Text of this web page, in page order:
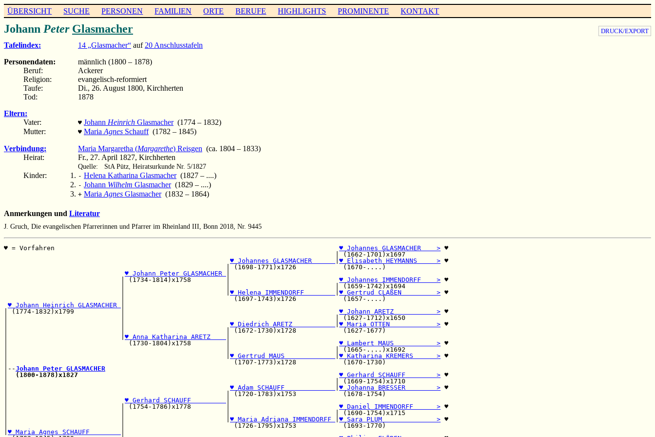
ÜBERSICHT SUCHE PERSONEN FAMILIEN ORTE BERUFE HIGHLIGHTS PROMINENTE KONTAKT
DRUCK/EXPORT
Johann Peter Glasmacher
Tafelindex: 14 „Glasmacher“ auf 20 Anschlusstafeln
Personendaten:
männlich (1800 – 1878)
Beruf:
Ackerer
Religion:
evangelisch-reformiert
Taufe:
Di., 26. August 1800, Kirchherten
Tod:
1878
Eltern:
Vater:
♥ Johann Heinrich Glasmacher(1774 – 1832)
Mutter:
♥ Maria Agnes Schauff(1782 – 1845)
Verbindung: Maria Margaretha (Margarethe) Reisgen (ca. 1804 – 1833)
Heirat:
Fr., 27. April 1827, Kirchherten
Quelle: StA Pütz, Heiratsurkunde Nr. 5/1827
Kinder: - Helena Katharina Glasmacher(1827 – ....)
- Johann Wilhelm Glasmacher(1829 – ....)
+ Maria Agnes Glasmacher(1832 – 1864)
Anmerkungen und Literatur
J. Gruch, Die evangelischen Pfarrerinnen und Pfarrer im Rheinland III, Bonn 2018, Nr. 9445
♥ = Vorfahren ♥ Johannes GLASMACHER    > ♥
                                                                                     | (1662-1701)x1697
♥ Johannes GLASMACHER
♥ Elisabeth HEYMANNS     > ♥
                                                         | (1698-1771)x1726            (1670-....)
♥ Johann Peter GLASMACHER
                              | (1734-1814)x1758         |
♥ Johannes IMMENDORFF    > ♥
                              |                          |                           | (1659-1742)x1694
♥ Helena IMMENDORFF ♥ Gertrud CLAßEN         > ♥
                              |                            (1697-1743)x1726            (1657-....)
♥ Johann Heinrich GLASMACHER
| (1774-1832)x1799            | ♥ Johann ARETZ           > ♥
|                             |                                                      | (1627-1712)x1650
♥ Diedrich ARETZ ♥ Maria OTTEN            > ♥
|                             |                          | (1672-1730)x1728            (1627-1677)
♥ Anna Katharina ARETZ
|                               (1730-1804)x1758         | ♥ Lambert MAUS           > ♥
|                                                        |                           | (1665-....)x1692
♥ Gertrud MAUS ♥ Katharina KREMERS      > ♥
|                                                          (1707-1773)x1728            (1670-1730)
|--Johann Peter GLASMACHER
(1800-1878)x1827 ♥ Gerhard SCHAUFF        > ♥
|                                                                                    | (1669-1754)x1710
♥ Adam SCHAUFF ♥ Johanna BRESSER        > ♥
|                                                        | (1720-1783)x1753            (1678-1754)
♥ Gerhard SCHAUFF
|                             | (1754-1786)x1778         | ♥ Daniel IMMENDORFF      > ♥
|                             |                          |                           | (1690-1754)x1715
♥ Maria Adriana IMMENDORFF ♥ Sara PLUM              > ♥
|                             |                            (1726-1795)x1753            (1693-1770)
♥ Maria Agnes SCHAUFF